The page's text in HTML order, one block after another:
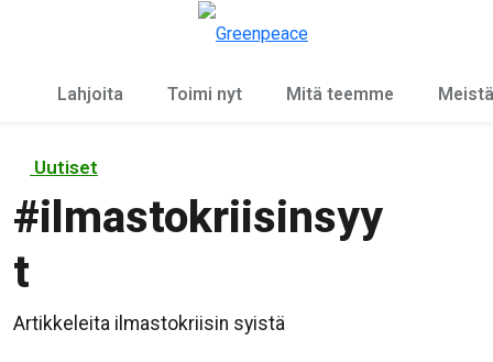
Lahjoita Toimi nyt Mitä teemme Meistä
Uutiset
#ilmastokriisinsyy
t
Artikkeleita ilmastokriisin syistä